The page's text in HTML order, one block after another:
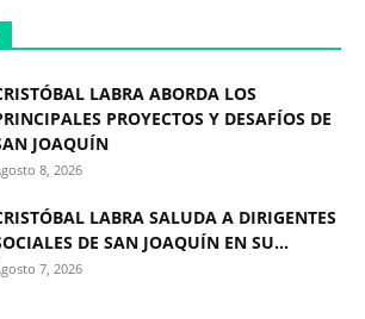
LABRA ABORDA LOS
PROYECTOS Y DESAFÍOS DE
JOAQUÍN
8, 2026
LABRA SALUDA A DIRIGENTES
DE SAN JOAQUÍN EN SU...
7, 2026